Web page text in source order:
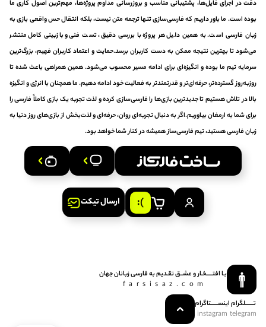
دقت در اجرای فایل‌ها، پشتیبانی مناسب و بروزرسانی مداوم پروژه‌ها، مهم‌ترین اصول کاری ما
بوده است. ما باور داریم که فارسی‌سازی تنها ترجمه متن نیست، بلکه انتقال حس واقعی بازی به
زبان فارسی است. به همین دلیل هر پروژه با بررسی دقیق، تست فنی و بازبینی کامل منتشر
می‌شود تا بهترین نتیجه ممکن به دست کاربران برسد.حمایت و اعتماد کاربران فهیم، بزرگ‌ترین
سرمایه تیم ما بوده و انگیزه‌ای برای ادامه مسیر محسوب می‌شود. همین همراهی باعث شده تا
روزبه‌روز گسترده‌تر، حرفه‌ای‌تر و قدرتمندتر به فعالیت خود ادامه دهیم. ما همچنان با انرژی و انگیزه
بالا در تلاش هستیم تا جدیدترین بازی‌ها را فارسی‌سازی کرده و لذت تجربه یک بازی کاملاً فارسی را
برای شما به ارمغان بیاوریم.اگر به دنبال تجربه‌ای روان، حرفه‌ای و لذت‌بخش از بازی‌های روز دنیا به
زبان فارسی هستید، تیم فارسی‌ساز همیشه در کنار شما خواهد بود.
ارسال تیکت
بـا افتـــــخـار و عشــق‌ تقـدیم‌ به‌ فارسی‌ زبانان‌ جهان
farsisaz.com
تـــــــلگرام
telegram
اینســــــتاگرام
instagram